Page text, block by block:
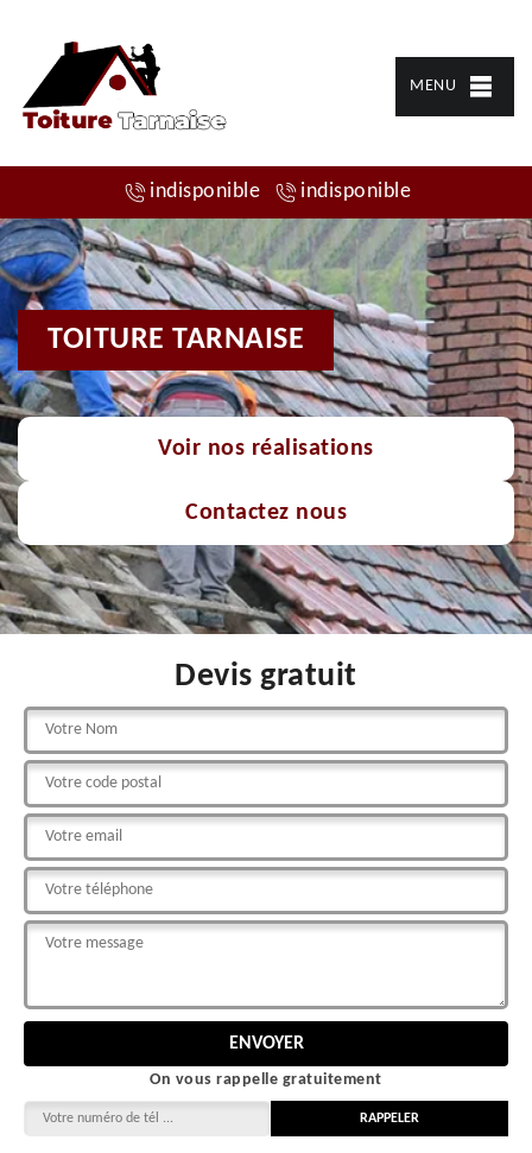
MENU
indisponible indisponible
TOITURE TARNAISE
Voir nos réalisations
Contactez nous
Devis gratuit
On vous rappelle gratuitement